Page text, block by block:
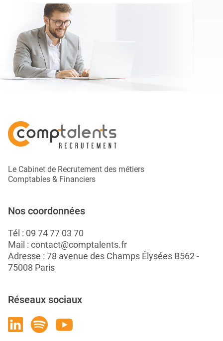
Le Cabinet de Recrutement des métiers
Comptables & Financiers
Nos coordonnées
Tél : 09 74 77 03 70
Mail : contact@comptalents.fr
Adresse : 78 avenue des Champs Élysées B562 -
75008 Paris
Réseaux sociaux